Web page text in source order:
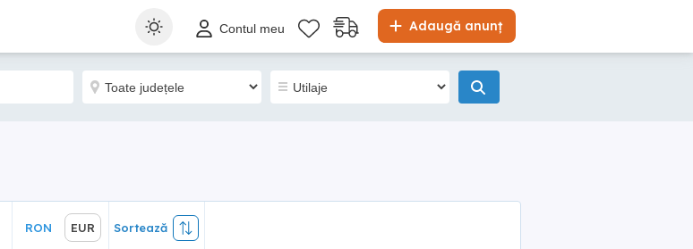
Adaugă anunț
Contul meu
Sortează
RON EUR Sortează